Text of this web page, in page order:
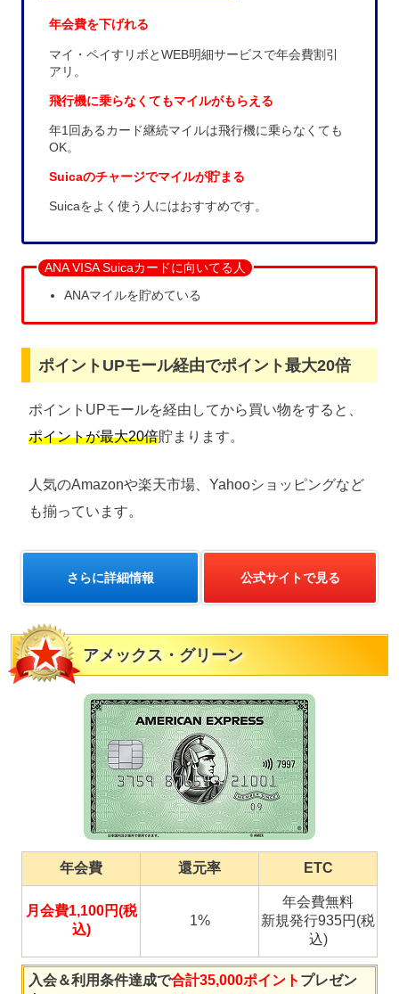
年会費を下げれる
マイ・ペイすリボとWEB明細サービスで年会費割引
アリ。
飛行機に乗らなくてもマイルがもらえる
年1回あるカード継続マイルは飛行機に乗らなくても
OK。
Suicaのチャージでマイルが貯まる
Suicaをよく使う人にはおすすめです。
ANA VISA Suicaカードに向いてる人
ANAマイルを貯めている
ポイントUPモール経由でポイント最大20倍
ポイントUPモールを経由してから買い物をすると、
ポイントが最大20倍貯まります。
人気のAmazonや楽天市場、Yahooショッピングなど
も揃っています。
さらに詳細情報 公式サイトで見る
アメックス・グリーン
年会費 還元率 ETC
月会費1,100円(税
込)
1%
年会費無料
新規発行935円(税
込)
入会＆利用条件達成で合計35,000ポイント プレゼン